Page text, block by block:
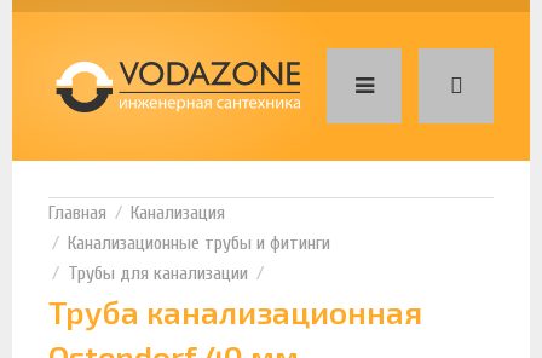
Канализация
Канализационные трубы и фитинги
Трубы для канализации
Труба канализационная